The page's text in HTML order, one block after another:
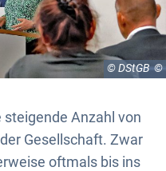
© DStGB
Anzahl von
Gesellschaft. Zwar
oftmals bis ins